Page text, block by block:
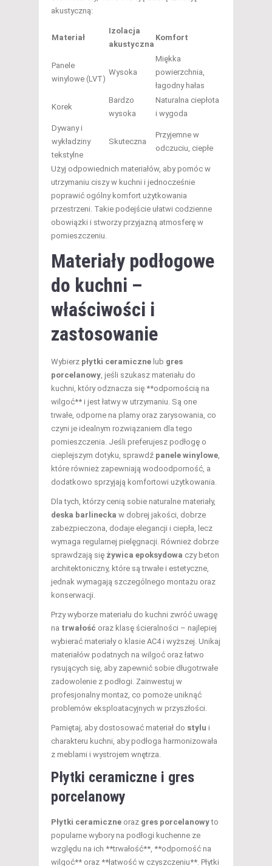
akustyczną:
Materiał
Izolacja
akustyczna
Komfort
Panele
winylowe (LVT)
Wysoka
Miękka
powierzchnia,
łagodny hałas
Korek
Bardzo
wysoka
Naturalna ciepłota
i wygoda
Dywany i
wykładziny
tekstylne
Skuteczna
Przyjemne w
odczuciu, ciepłe
Użyj odpowiednich materiałów, aby pomóc w
utrzymaniu ciszy w kuchni i jednocześnie
poprawić ogólny komfort użytkowania
przestrzeni. Takie podejście ułatwi codzienne
obowiązki i stworzy przyjazną atmosferę w
pomieszczeniu.
Materiały podłogowe
do kuchni –
właściwości i
zastosowanie
Wybierz płytki ceramiczne lub gres
porcelanowy , jeśli szukasz materiału do
kuchni, który odznacza się **odpornością na
wilgoć** i jest łatwy w utrzymaniu. Są one
trwałe, odporne na plamy oraz zarysowania, co
czyni je idealnym rozwiązaniem dla tego
pomieszczenia. Jeśli preferujesz podłogę o
cieplejszym dotyku, sprawdź panele winylowe
które również zapewniają wodoodporność, a
dodatkowo sprzyjają komfortowi użytkowania.
Dla tych, którzy cenią sobie naturalne materiały,
deska barlinecka w dobrej jakości, dobrze
zabezpieczona, dodaje elegancji i ciepła, lecz
wymaga regularnej pielęgnacji. Również dobrze
sprawdzają się żywica epoksydowa czy beton
architektoniczny, które są trwałe i estetyczne,
jednak wymagają szczególnego montażu oraz
konserwacji.
Przy wyborze materiału do kuchni zwróć uwagę
na trwałość oraz klasę ścieralności – najlepiej
wybierać materiały o klasie AC4 i wyższej. Unikaj
materiałów podatnych na wilgoć oraz łatwo
rysujących się, aby zapewnić sobie długotrwałe
zadowolenie z podłogi. Zainwestuj w
profesjonalny montaż, co pomoże uniknąć
problemów eksploatacyjnych w przyszłości.
Pamiętaj, aby dostosować materiał do stylu i
charakteru kuchni, aby podłoga harmonizowała
z meblami i wystrojem wnętrza.
Płytki ceramiczne i gres
porcelanowy
Płytki ceramiczne oraz gres porcelanowyto
popularne wybory na podłogi kuchenne ze
względu na ich **trwałość**, **odporność na
wilgoć** oraz **łatwość w czyszczeniu**. Płytki